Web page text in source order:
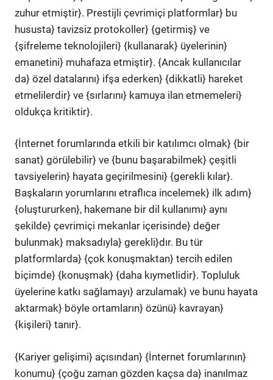
zuhur etmiştir}. Prestijli çevrimiçi platformlar} bu
hususta} tavizsiz protokoller} {getirmiş} ve
{şifreleme teknolojileri} {kullanarak} üyelerinin}
emanetini} muhafaza etmiştir}. {Ancak kullanıcılar
da} özel datalarını} ifşa ederken} {dikkatli} hareket
etmelilerdir} ve {sırlarını} kamuya ilan etmemeleri}
oldukça kritiktir}.
{İnternet forumlarında etkili bir katılımcı olmak} {bir
sanat} görülebilir} ve {bunu başarabilmek} çeşitli
tavsiyelerin} hayata geçirilmesini} {gerekli kılar}.
Başkaların yorumlarını etraflıca incelemek} ilk adım}
{oluştururken}, hakemane bir dil kullanımı} aynı
şekilde} çevrimiçi mekanlar içerisinde} değer
bulunmak} maksadıyla} gerekli}dır. Bu tür
platformlarda} {çok konuşmaktan} tercih edilen
biçimde} {konuşmak} {daha kıymetlidir}. Topluluk
üyelerine katkı sağlamayı} arzulamak} ve bunu hayata
aktarmak} böyle ortamların} özünü} kavrayan}
{kişileri} tanır}.
{Kariyer gelişimi} açısından} {İnternet forumlarının}
konumu} {çoğu zaman gözden kaçsa da} inanılmaz